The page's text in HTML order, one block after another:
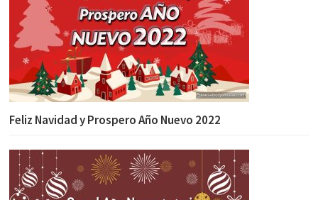
Feliz Navidad y Prospero Año Nuevo 2022